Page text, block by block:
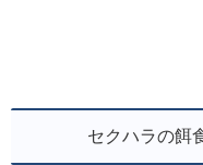
セクハラの餌